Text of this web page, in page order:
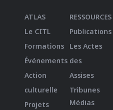
ATLAS
Le CITL
Formations
Événements
Action
culturelle
Projets
RESSOURCES
Publications
Les Actes
des
Assises
Tribunes
Médias